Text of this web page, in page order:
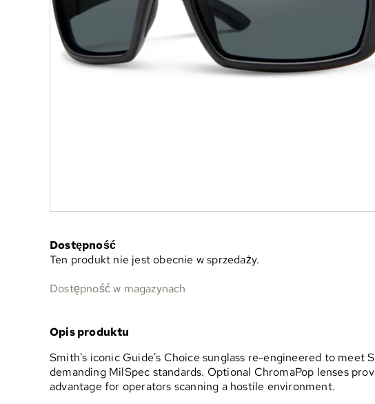
Dostępność
Ten produkt nie jest obecnie w sprzedaży.
Dostępność w magazynach
Opis produktu
Smith's iconic Guide's Choice sunglass re-engineered to meet
demanding MilSpec standards. Optional ChromaPop lenses
advantage for operators scanning a hostile environment.